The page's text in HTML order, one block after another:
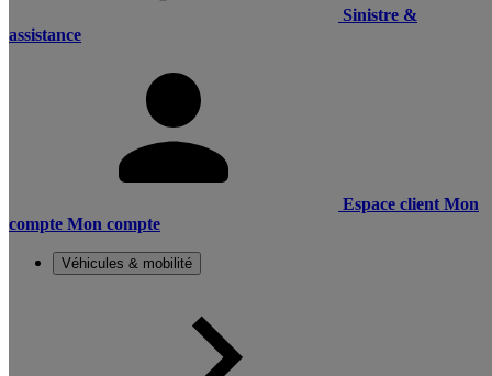
Sinistre &
assistance
Espace client Mon
compte Mon compte
Véhicules & mobilité